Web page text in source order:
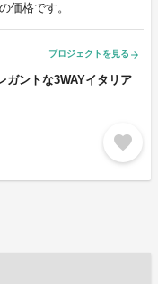
価格です。
プロジェクトを見る arrow_forward
ガントな3WAYイタリア
favorite